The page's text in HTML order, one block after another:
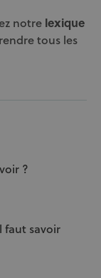
notre lexique
tous les
?
faut savoir